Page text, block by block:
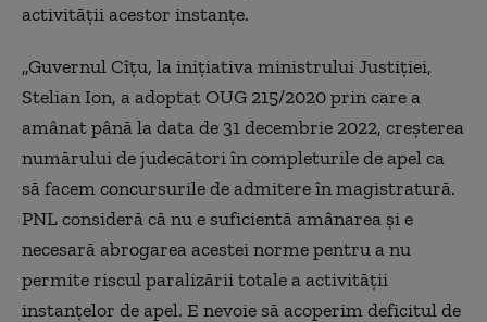
activităţii acestor instanţe.
„Guvernul Cîţu, la iniţiativa ministrului Justiţiei,
Stelian Ion, a adoptat OUG 215/2020 prin care a
amânat până la data de 31 decembrie 2022, creşterea
numărului de judecători în completurile de apel ca
să facem concursurile de admitere în magistratură.
PNL consideră că nu e suficientă amânarea şi e
necesară abrogarea acestei norme pentru a nu
permite riscul paralizării totale a activităţii
instanţelor de apel. E nevoie să acoperim deficitul de